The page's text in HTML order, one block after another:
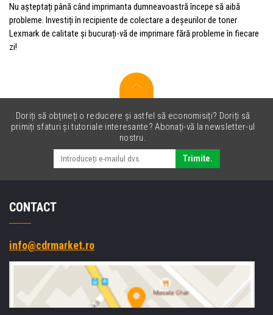
Nu așteptați până când imprimanta dumneavoastră începe să aibă
probleme. Investiți în recipiente de colectare a deșeurilor de toner
Lexmark de calitate și bucurați-vă de imprimare fără probleme în fiecare
zi!
Doriți să obțineți o reducere și astfel să economisiți? Doriți să
primiți sfaturi și tutoriale interesante? Abonați-vă la newsletter-ul
nostru.
Trimite.
CONTACT
info@cdrmarket.ro